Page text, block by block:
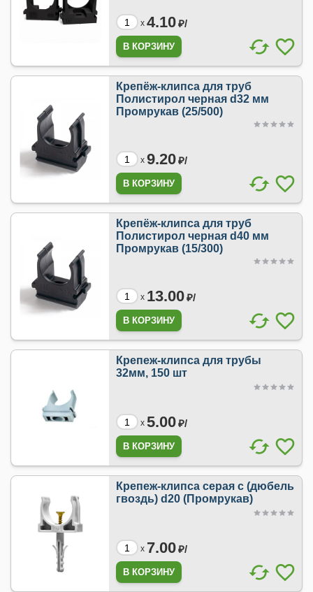
x 4.10₽/
Крепёж-клипса для труб
Полистирол черная d32 мм
Промрукав (25/500)
x 9.20₽/
Крепёж-клипса для труб
Полистирол черная d40 мм
Промрукав (15/300)
x 13.00₽/
Крепеж-клипса для трубы
32мм, 150 шт
x 5.00₽/
Крепеж-клипса серая с (дюбель
гвоздь) d20 (Промрукав)
x 7.00₽/